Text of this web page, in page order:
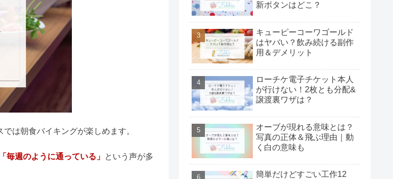
新ボタンはどこ？
キューピーコーワゴールド
はヤバい？飲み続ける副作
用＆デメリット
ローチケ電子チケット本人
が行けない！2枚とも分配&
譲渡裏ワザは？
オーブが現れる意味とは？
写真の正体＆飛ぶ理由｜動
く白の意味も
簡単だけどすごい工作12